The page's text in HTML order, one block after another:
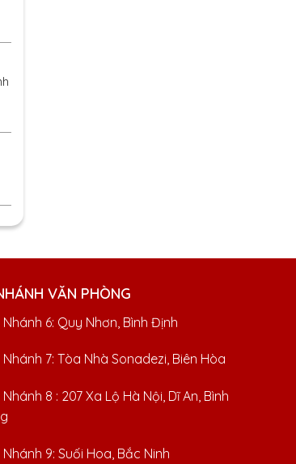
VĂN PHÒNG
6: Quy Nhơn, Bình Định
7: Tòa Nhà Sonadezi, Biên Hòa
8 : 207 Xa Lộ Hà Nội, Dĩ An, Bình
9: Suối Hoa, Bắc Ninh